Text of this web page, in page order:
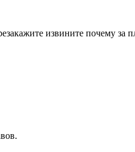
извините почему за